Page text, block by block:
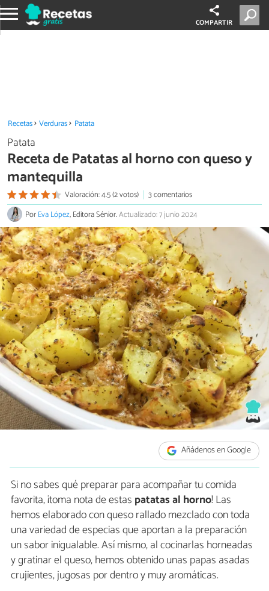
COMPARTIR
Recetas Verduras Patata
Patata
Receta de Patatas al horno con queso y
mantequilla
Valoración: 4.5 (2 votos)
3 comentarios
PorEva López, Editora Sénior.Actualizado: 7 junio 2024
Añádenos en Google
Si no sabes qué preparar para acompañar tu comida
favorita, ¡toma nota de estas patatas al horno! Las
hemos elaborado con queso rallado mezclado con toda
una variedad de especias que aportan a la preparación
un sabor inigualable. Así mismo, al cocinarlas horneadas
y gratinar el queso, hemos obtenido unas papas asadas
crujientes, jugosas por dentro y muy aromáticas.